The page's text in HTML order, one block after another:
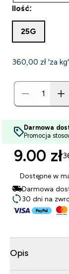
Ilość:
25G
360,00 zł‎ 'za
Darmowa
Promocja
9.00 zł‎
Dostępne w
Darmowa
30 dni na
Opis